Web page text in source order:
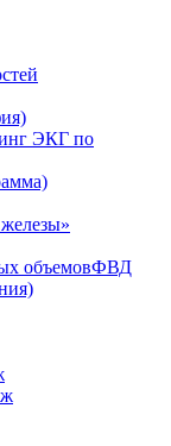
ЭКГ по
объемовФВД